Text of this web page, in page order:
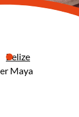
Belize
Maya
neuen